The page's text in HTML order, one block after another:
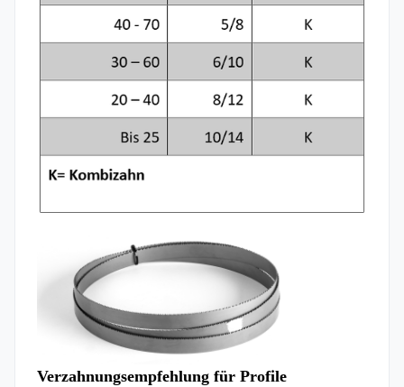
Verzahnungsempfehlung für Profile